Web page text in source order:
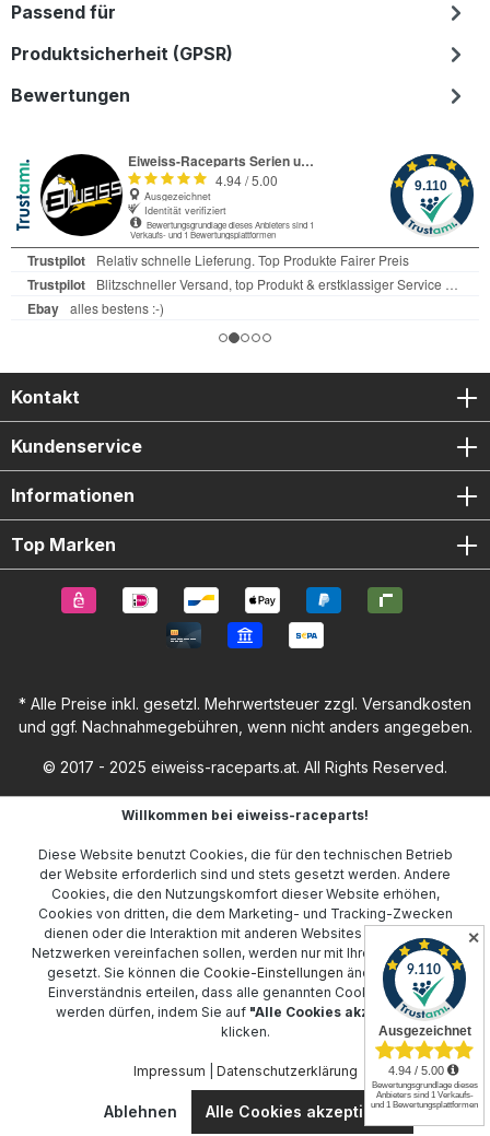
Passend für
Produktsicherheit (GPSR)
Bewertungen
Kontakt
Kundenservice
Informationen
Top Marken
* Alle Preise inkl. gesetzl. Mehrwertsteuer zzgl. Versandkosten
und ggf. Nachnahmegebühren, wenn nicht anders angegeben.
© 2017 - 2025 eiweiss-raceparts.at. All Rights Reserved.
Willkommen bei eiweiss-raceparts!
Diese Website benutzt Cookies, die für den technischen Betrieb
der Website erforderlich sind und stets gesetzt werden. Andere
Cookies, die den Nutzungskomfort dieser Website erhöhen,
Cookies von dritten, die dem Marketing- und Tracking-Zwecken
dienen oder die Interaktion mit anderen Websites und sozialen
Netzwerken vereinfachen sollen, werden nur mit Ihrer Zustimmung
gesetzt. Sie können die Cookie-Einstellungen ändern oder Ihr
Einverständnis erteilen, dass alle genannten Cookies gesetzt
werden dürfen, indem Sie auf "Alle Cookies akzeptieren"
klicken.
Impressum Datenschutzerklärung
Ablehnen Alle Cookies akzeptieren
✕